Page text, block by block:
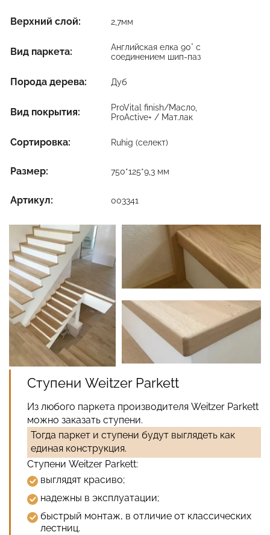
Верхний слой: 2,7мм
Вид паркета:
Английская елка 90° с
соединением шип-паз
Порода дерева: Дуб
Вид покрытия:
ProVital finish/Масло,
ProActive+ / Мат.лак
Сортировка: Ruhig (селект)
Размер: 750*125*9,3 мм
Артикул: 003341
Ступени Weitzer Parkett
Из любого паркета производителя Weitzer Parkett
можно заказать ступени.
Тогда паркет и ступени будут выглядеть как
единая конструкция.
Ступени Weitzer Parkett:
выглядят красиво;
надежны в эксплуатации;
быстрый монтаж, в отличие от классических
лестниц.